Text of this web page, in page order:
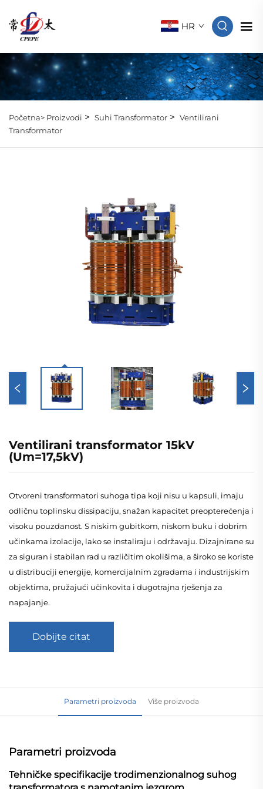
HR
Početna> Proizvodi > Suhi Transformator > Ventilirani
Transformator
Ventilirani transformator 15kV
(Um=17,5kV)
Otvoreni transformatori suhoga tipa koji nisu u kapsuli, imaju
odličnu toplinsku dissipaciju, snažan kapacitet preopterećenja i
visoku pouzdanost. S niskim gubitkom, niskom buku i dobrim
učinkama izolacije, lako se instaliraju i održavaju. Dizajnirane su
za siguran i stabilan rad u različitim okolišima, a široko se koriste
u distribuciji energije, komercijalnim zgradama i industrijskim
objektima, pružajući učinkovita i dugotrajna rješenja za
napajanje.
Dobijte citat
Parametri proizvoda Više proizvoda
Parametri proizvoda
Tehničke specifikacije trodimenzionalnog suhog